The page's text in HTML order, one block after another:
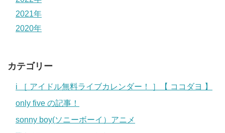
2021年
2020年
カテゴリー
i ［ アイドル無料ライブカレンダー！ ］【 ココダヨ 】
only five の記事！
sonny boy(ソニーボーイ）アニメ